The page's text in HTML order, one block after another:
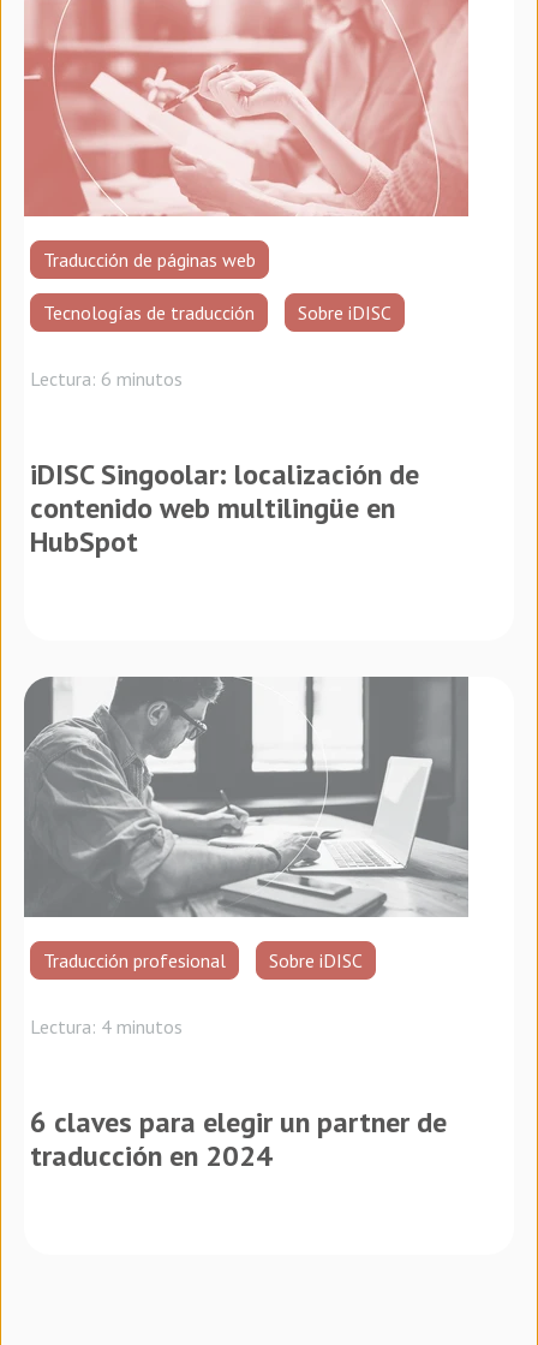
Traducción de páginas web
Tecnologías de traducción Sobre iDISC
Lectura: 6 minutos
iDISC Singoolar: localización de
contenido web multilingüe en
HubSpot
Traducción profesional Sobre iDISC
Lectura: 4 minutos
6 claves para elegir un partner de
traducción en 2024